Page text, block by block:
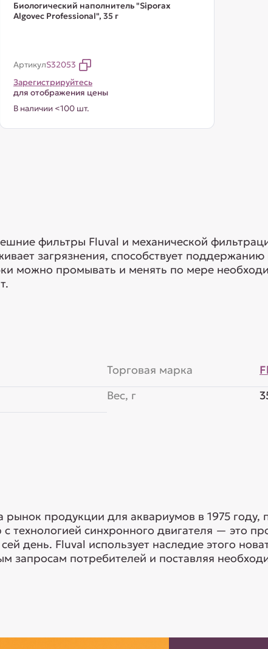
Биологический наполнитель "Siporax
Algovec Professional", 35 г
АртикулS32053
Зарегистрируйтесь
для отображения цены
В наличии <100 шт.
фильтры Fluval и механической
загрязнения, способствует поддержанию
можно промывать и менять по мере
Торговая марка
Вес, г
рынок продукции для аквариумов в 1975
с технологией синхронного двигателя — это
день. Fluval использует наследие этого
запросам потребителей и поставляя